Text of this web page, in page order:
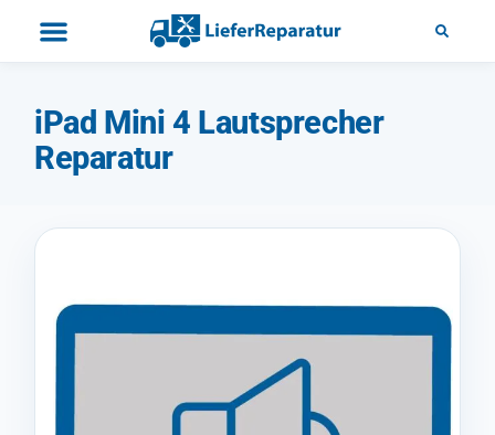
iPad Mini 4 Lautsprecher
Reparatur